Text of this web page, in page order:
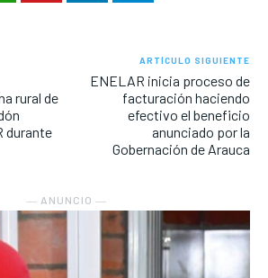
rural de
durante
ARTÍCULO SIGUIENTE
ENELAR inicia proceso de
facturación haciendo
efectivo el beneficio
anunciado por la
Gobernación de Arauca
― ANUNCIO ―